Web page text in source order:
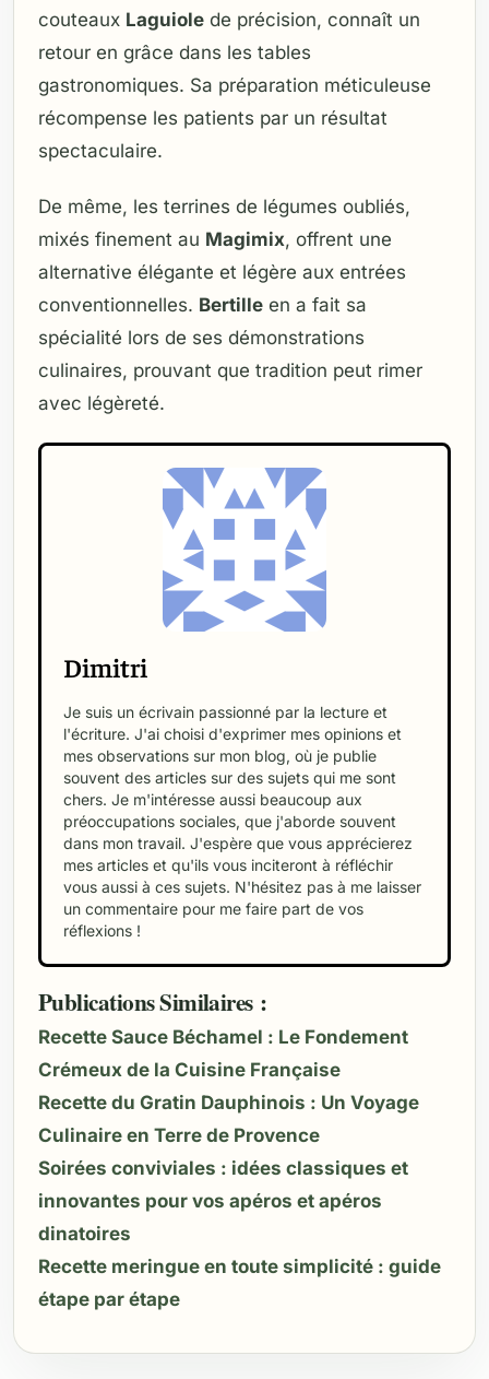
couteaux Laguiole de précision, connaît un
retour en grâce dans les tables
gastronomiques. Sa préparation méticuleuse
récompense les patients par un résultat
spectaculaire.
De même, les terrines de légumes oubliés,
mixés finement au Magimix, offrent une
alternative élégante et légère aux entrées
conventionnelles. Bertille en a fait sa
spécialité lors de ses démonstrations
culinaires, prouvant que tradition peut rimer
avec légèreté.
Dimitri
Je suis un écrivain passionné par la lecture et
l'écriture. J'ai choisi d'exprimer mes opinions et
mes observations sur mon blog, où je publie
souvent des articles sur des sujets qui me sont
chers. Je m'intéresse aussi beaucoup aux
préoccupations sociales, que j'aborde souvent
dans mon travail. J'espère que vous apprécierez
mes articles et qu'ils vous inciteront à réfléchir
vous aussi à ces sujets. N'hésitez pas à me laisser
un commentaire pour me faire part de vos
réflexions !
Publications Similaires :
Recette Sauce Béchamel : Le Fondement
Crémeux de la Cuisine Française
Recette du Gratin Dauphinois : Un Voyage
Culinaire en Terre de Provence
Soirées conviviales : idées classiques et
innovantes pour vos apéros et apéros
dinatoires
Recette meringue en toute simplicité : guide
étape par étape